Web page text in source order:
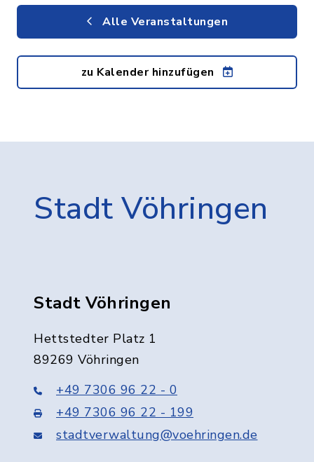
Alle Veranstaltungen
zu Kalender hinzufügen
Stadt Vöhringen
Stadt Vöhringen
Hettstedter Platz 1
89269 Vöhringen
+49 7306 96 22 - 0
+49 7306 96 22 - 199
stadtverwaltung@voehringen.de